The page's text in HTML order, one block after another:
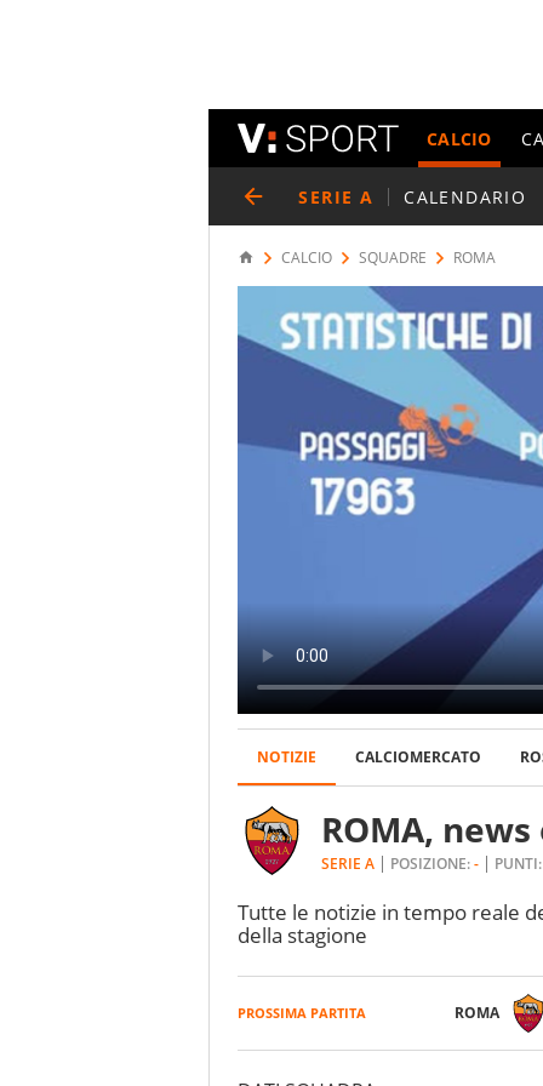
CALCIO
SERIE A CALENDARIO
CALCIO SQUADRE ROMA
ROMA,
Tutte le notizie in tempo reale
della stagione
SERIE A POSIZIONE:- PUNTI:
NOTIZIE CALCIOMERCATO
PROSSIMA PARTITA ROMA